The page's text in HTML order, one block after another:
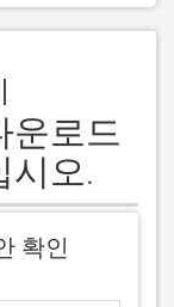
운로드
시오.
확인